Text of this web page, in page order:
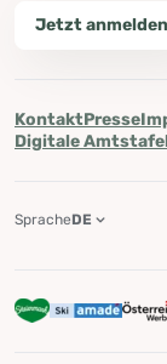
Jetzt anmelden
KontaktPresse
Digitale
SpracheDE